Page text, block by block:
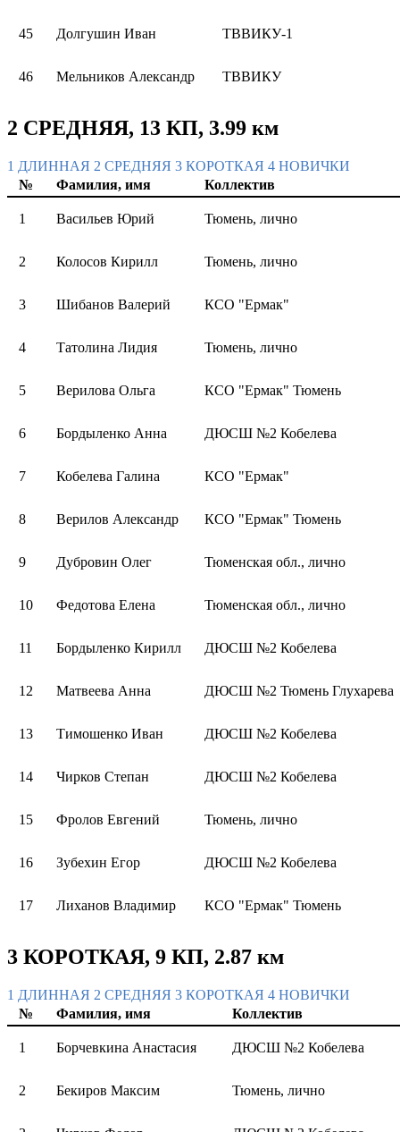
45 Долгушин Иван ТВВИКУ-1
46 Мельников Александр ТВВИКУ
2 СРЕДНЯЯ, 13 КП, 3.99 км
1 ДЛИННАЯ 2 СРЕДНЯЯ 3 КОРОТКАЯ 4 НОВИЧКИ
№
Фамилия, имя Коллектив
1 Васильев Юрий Тюмень, лично
2 Колосов Кирилл Тюмень, лично
3 Шибанов Валерий КСО "Ермак"
4 Татолина Лидия Тюмень, лично
5 Верилова Ольга КСО "Ермак" Тюмень
6 Бордыленко Анна ДЮСШ №2 Кобелева
7 Кобелева Галина КСО "Ермак"
8 Верилов Александр КСО "Ермак" Тюмень
9 Дубровин Олег Тюменская обл., лично
10 Федотова Елена Тюменская обл., лично
11 Бордыленко Кирилл ДЮСШ №2 Кобелева
12 Матвеева Анна ДЮСШ №2 Тюмень Глухарева
13 Тимошенко Иван ДЮСШ №2 Кобелева
14 Чирков Степан ДЮСШ №2 Кобелева
15 Фролов Евгений Тюмень, лично
16 Зубехин Егор ДЮСШ №2 Кобелева
17 Лиханов Владимир КСО "Ермак" Тюмень
3 КОРОТКАЯ, 9 КП, 2.87 км
1 ДЛИННАЯ 2 СРЕДНЯЯ 3 КОРОТКАЯ 4 НОВИЧКИ
№
Фамилия, имя Коллектив
1 Борчевкина Анастасия ДЮСШ №2 Кобелева
2 Бекиров Максим Тюмень, лично